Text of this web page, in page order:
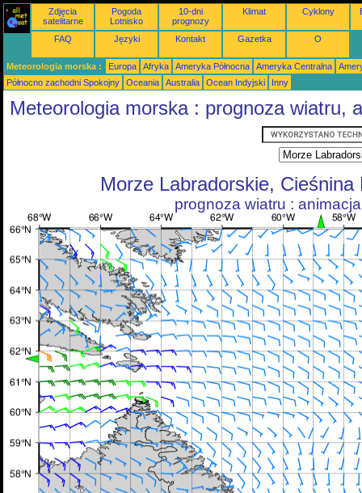
Zdjęcia
satelitarne
Pogoda
Lotnisko
10-dni
prognozy
Klimat Cyklony
FAQ Języki Kontakt Gazetka O
Meteorologia morska : Europa Afryka Ameryka Północna Ameryka Centralna
Północno zachodni Spokojny
Oceania Australia Ocean Indyjski Inny
Meteorologia morska : prognoza wiatru,
Morze Labradorskie, Cieśnina
prognoza wiatru : animacja